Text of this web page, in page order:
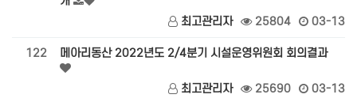
최고관리자
25804 03-13
122 메아리동산 2022년도 2/4분기 시설운영위원회 회의결과
최고관리자 25690 03-13